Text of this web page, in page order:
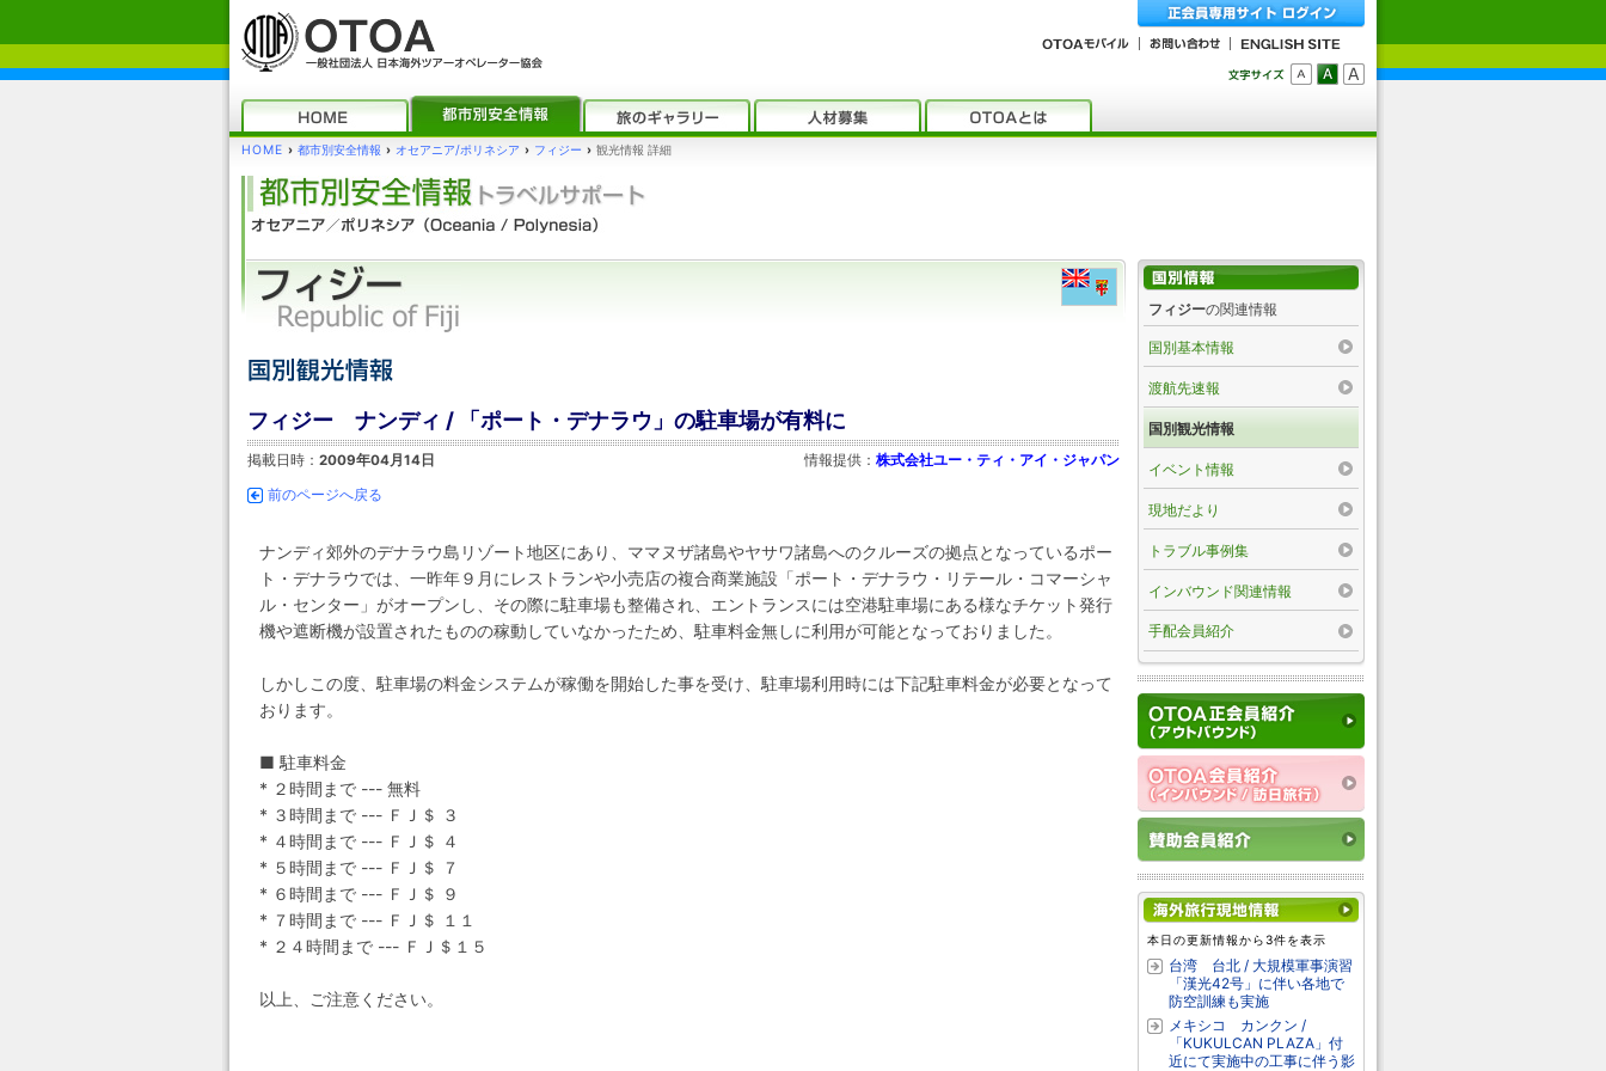
HOME › 都市別安全情報 › オセアニア/ポリネシア › フィジー › 観光情報 詳細
フィジー ナンディ / 「ポート・デナラウ」の駐車場が有料に
掲載日時： 2009年04月14日 情報提供： 株式会社ユー・ティ・アイ・ジャパン
前のページへ戻る
ナンディ郊外のデナラウ島リゾート地区にあり、ママヌザ諸島やヤサワ諸島へのクルーズの拠点となっているポー
ト・デナラウでは、一昨年９月にレストランや小売店の複合商業施設「ポート・デナラウ・リテール・コマーシャ
ル・センター」がオープンし、その際に駐車場も整備され、エントランスには空港駐車場にある様なチケット発行
機や遮断機が設置されたものの稼動していなかったため、駐車料金無しに利用が可能となっておりました。
しかしこの度、駐車場の料金システムが稼働を開始した事を受け、駐車場利用時には下記駐車料金が必要となって
おります。
■ 駐車料金
* ２時間まで --- 無料
* ３時間まで --- ＦＪ＄ ３
* ４時間まで --- ＦＪ＄ ４
* ５時間まで --- ＦＪ＄ ７
* ６時間まで --- ＦＪ＄ ９
* ７時間まで --- ＦＪ＄ １１
* ２４時間まで --- ＦＪ＄１５
以上、ご注意ください。
フィジーの関連情報
国別基本情報
渡航先速報
国別観光情報
イベント情報
現地だより
トラブル事例集
インバウンド関連情報
手配会員紹介
本日の更新情報から3件を表示
台湾 台北 / 大規模軍事演習
「漢光42号」に伴い各地で
防空訓練も実施
メキシコ カンクン /
「KUKULCAN PLAZA」付
近にて実施中の工事に伴う影